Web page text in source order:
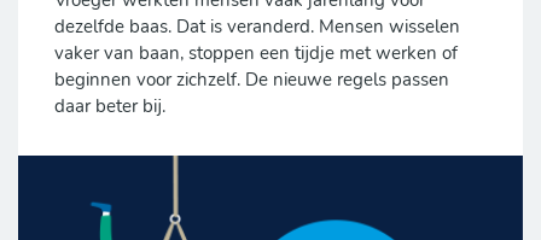
dezelfde baas. Dat is veranderd. Mensen wisselen
vaker van baan, stoppen een tijdje met werken of
beginnen voor zichzelf. De nieuwe regels passen
daar beter bij.